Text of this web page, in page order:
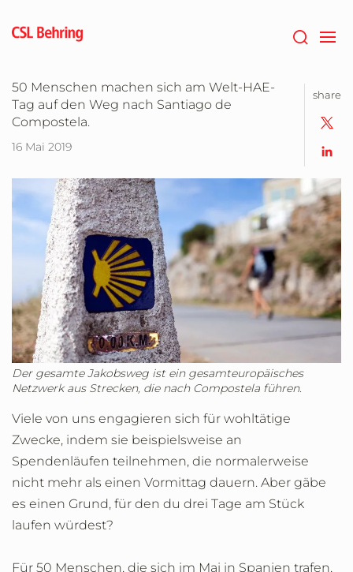
Hauptinhalt
springen
50 Menschen machen sich am Welt-HAE-
Tag auf den Weg nach Santiago de
Compostela.
16 Mai 2019
Der gesamte Jakobsweg ist ein gesamteuropäisches
Netzwerk aus Strecken, die nach Compostela führen.
Viele von uns engagieren sich für wohltätige
Zwecke, indem sie beispielsweise an
Spendenläufen teilnehmen, die normalerweise
nicht mehr als einen Vormittag dauern. Aber gäbe
es einen Grund, für den du drei Tage am Stück
laufen würdest?
Für 50 Menschen, die sich im Mai in Spanien trafen,
share